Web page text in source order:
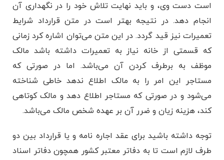
است دست وی، و باید نهایت تلاش خود را در نگهداری آن
انجام دهد. در نتیجه بهتر است در متن قرارداد شرایط
تعمیرات نیز قید گردد. در این متن می‌توان اشاره کرد زمانی
که قسمتی از خانه نیاز به تعمیرات داشته باشد مالک
موظف به برطرف کردن آن می‌باشد. اما در صورتی که
مستاجر این امر را به مالک اطلاع ندهد خاطی شناخته
می‌شود و در صورتی که مستاجر اطلاع دهد و مالک کوتاهی
کند، هزینه زیان و ضرر آن بر عهده شخص مالک می‌باشد.
توجه داشته باشید برای عقد اجاره نامه و یا قرارداد بین دو
طرف لازم است تا به دفاتر معتبر کشور همچون دفاتر اسناد